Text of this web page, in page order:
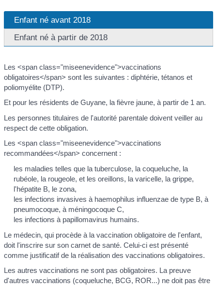
Enfant né avant 2018
Enfant né à partir de 2018
Les <span class="miseenevidence">vaccinations
obligatoires</span> sont les suivantes : diphtérie, tétanos et
poliomyélite (DTP).
Et pour les résidents de Guyane, la fièvre jaune, à partir de 1 an.
Les personnes titulaires de l'autorité parentale doivent veiller au
respect de cette obligation.
Les <span class="miseenevidence">vaccinations
recommandées</span> concernent :
les maladies telles que la tuberculose, la coqueluche, la
rubéole, la rougeole, et les oreillons, la varicelle, la grippe,
l'hépatite B, le zona,
les infections invasives à haemophilus influenzae de type B, à
pneumocoque, à méningocoque C,
les infections à papillomavirus humains.
Le médecin, qui procède à la vaccination obligatoire de l'enfant,
doit l'inscrire sur son carnet de santé. Celui-ci est présenté
comme justificatif de la réalisation des vaccinations obligatoires.
Les autres vaccinations ne sont pas obligatoires. La preuve
d'autres vaccinations (coqueluche, BCG, ROR...) ne doit pas être